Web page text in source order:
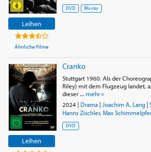
Leihen
Ähnliche Filme
DVD Blu-ray
Leihen
Cranko
Stuttgart 1960. Als der
Riley) mit dem Flugzeug landet,
dieser ... mehr »
2024| Drama| Joachim A. Lang|
Hanns Zischler, Max
DVD